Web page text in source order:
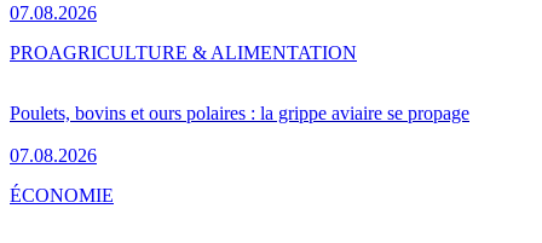
07.08.2026
Poulets, bovins et ours polaires : la grippe aviaire se propage
07.08.2026
PROAGRICULTURE & ALIMENTATION
ÉCONOMIE